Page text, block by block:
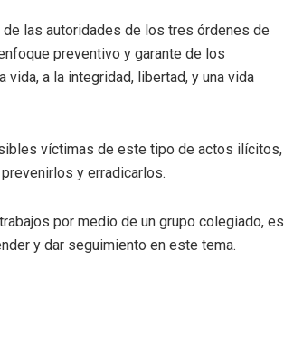
las autoridades de los tres órdenes de
preventivo y garante de los
a la integridad, libertad, y una vida
víctimas de este tipo de actos ilícitos,
y erradicarlos.
por medio de un grupo colegiado, es
y dar seguimiento en este tema.